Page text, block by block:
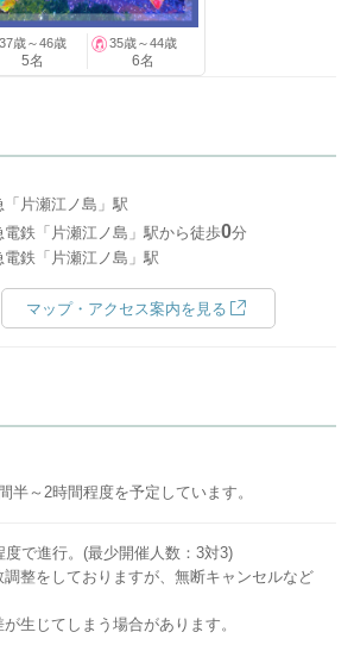
37歳～46歳
5名
35歳～44歳
6名
「片瀬江ノ島」駅
電鉄「片瀬江ノ島」駅から徒歩0分
電鉄「片瀬江ノ島」駅
マップ・アクセス案内を見る
半～2時間程度を予定しています。
度で進行。(最少開催人数：3対3)
整をしておりますが、無断キャンセルなど
が生じてしまう場合があります。